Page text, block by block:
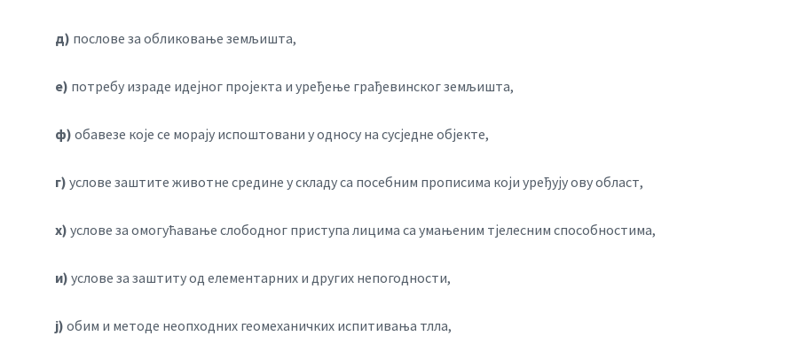
д) послове за обликовање земљишта,
е) потребу израде идејног пројекта и уређење грађевинског земљишта,
ф) обавезе које се морају испоштовани у односу на сусједне објекте,
г) услове заштите животне средине у складу са посебним прописима који уређују ову област,
х) услове за омогућавање слободног приступа лицима са умањеним тјелесним способностима,
и) услове за заштиту од елементарних и других непогодности,
ј) обим и методе неопходних геомеханичких испитивања тлла,